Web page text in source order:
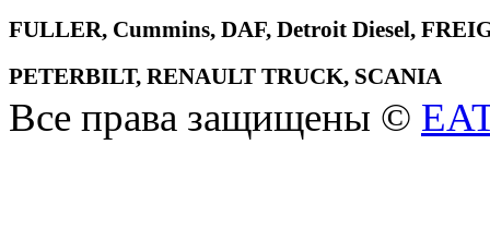
FULLER, Cummins, DAF, Detroit Diesel,
PETERBILT, RENAULT TRUCK, SCANIA
Все права защищены ©